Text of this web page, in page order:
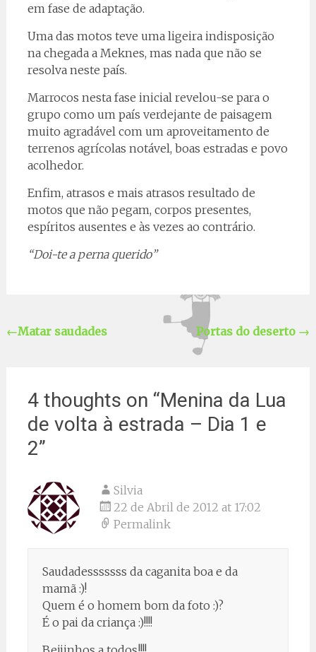
em fase de adaptação.
Uma das motos teve uma ligeira indisposição
na chegada a Meknes, mas nada que não se
resolva neste país.
Marrocos nesta fase inicial revelou-se para o
grupo como um país verdejante de paisagem
muito agradável com um aproveitamento de
terrenos agrícolas notável, boas estradas e povo
acolhedor.
Enfim, atrasos e mais atrasos resultado de
motos que não pegam, corpos presentes,
espíritos ausentes e às vezes ao contrário.
“Doi-te a perna querido”
←Matar saudades Portas do deserto →
4 thoughts on “Menina da Lua
de volta à estrada – Dia 1 e
2”
Silvia
22 de Abril de 2012 at 17:02
Permalink
Saudadesssssss da caganita boa e da
mamã :)!
Quem é o homem bom da foto :)?
É o pai da criança :)!!!!